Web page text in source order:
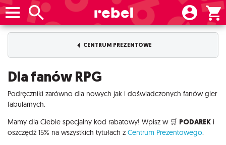
CENTRUM PREZENTOWE
Dla fanów RPG
Podręczniki zarówno dla nowych jak i doświadczonych fanów gier
fabularnych.
Mamy dla Ciebie specjalny kod rabatowy! Wpisz w 🛒 PODAREK i
oszczędź 15% na wszystkich tytułach z Centrum Prezentowego.